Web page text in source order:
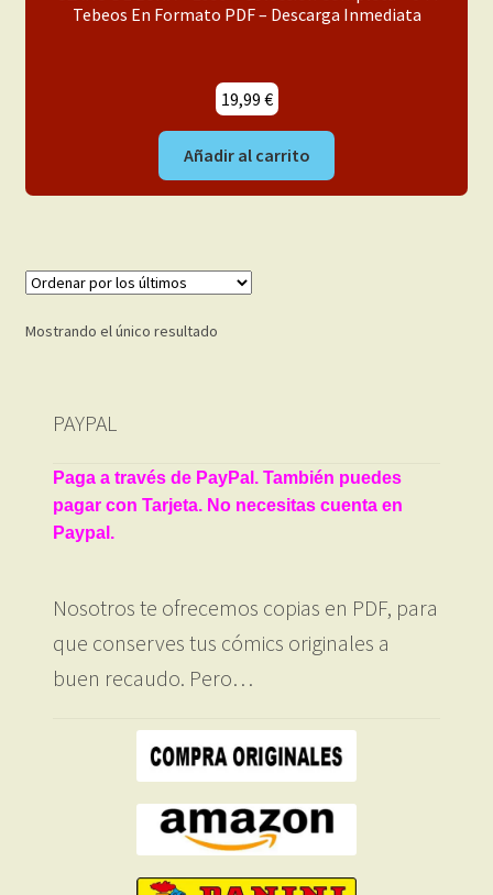
Mi cuentaTebeos En Formato PDF – Descarga Inmediata
19,99 €
Añadir al carrito
Mostrando el único resultado
PAYPAL
Paga a través de PayPal. También puedes
pagar con Tarjeta. No necesitas cuenta en
Paypal.
Nosotros te ofrecemos copias en PDF, para
que conserves tus cómics originales a
buen recaudo. Pero…